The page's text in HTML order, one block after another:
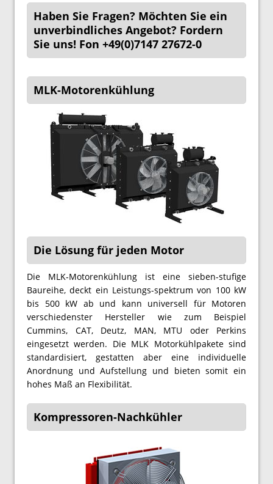
Haben Sie Fragen? Möchten Sie ein
unverbindliches Angebot? Fordern
Sie uns! Fon +49(0)7147 27672-0
MLK-Motorenkühlung
Die Lösung für jeden Motor
Die MLK-Motorenkühlung ist eine sieben-stufige
Baureihe, deckt ein Leistungs-spektrum von 100 kW
bis 500 kW ab und kann universell für Motoren
verschiedenster Hersteller wie zum Beispiel
Cummins, CAT, Deutz, MAN, MTU oder Perkins
eingesetzt werden. Die MLK Motorkühlpakete sind
standardisiert, gestatten aber eine individuelle
Anordnung und Aufstellung und bieten somit ein
hohes Maß an Flexibilität.
Kompressoren-Nachkühler